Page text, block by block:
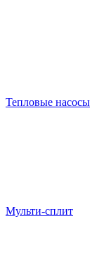
Тепловые насосы
Мульти-сплит